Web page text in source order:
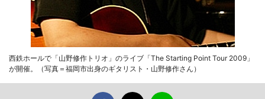
西鉄ホールで「山野修作トリオ」のライブ「The Starting Point Tour 2009」
が開催。（写真＝福岡市出身のギタリスト・山野修作さん）